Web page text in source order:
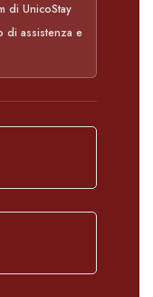
di UnicoStay
di assistenza e